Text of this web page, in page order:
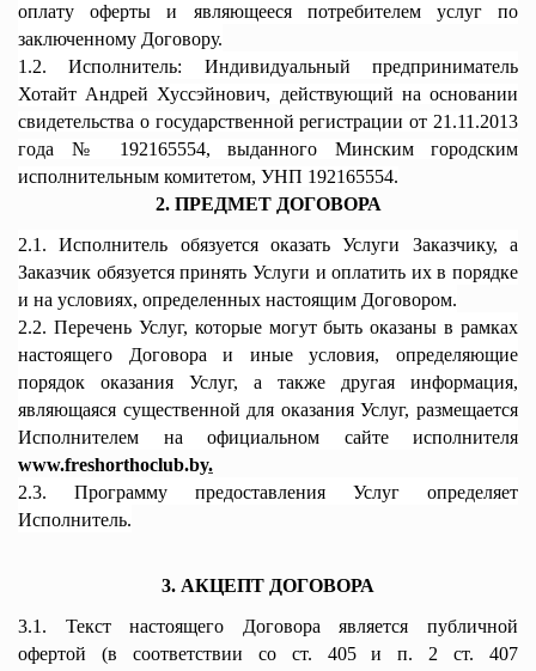
оплату оферты и являющееся потребителем услуг по
заключенному Договору.
1.2. Исполнитель: Индивидуальный предприниматель
Хотайт Андрей Хуссэйнович, действующий на основании
свидетельства о государственной регистрации от 21.11.2013
года № 192165554, выданного Минским городским
исполнительным комитетом, УНП 192165554.
2. ПРЕДМЕТ ДОГОВОРА
2.1. Исполнитель обязуется оказать Услуги Заказчику, а
Заказчик обязуется принять Услуги и оплатить их в порядке
и на условиях, определенных настоящим Договором.
2.2. Перечень Услуг, которые могут быть оказаны в рамках
настоящего Договора и иные условия, определяющие
порядок оказания Услуг, а также другая информация,
являющаяся существенной для оказания Услуг, размещается
Исполнителем на официальном сайте исполнителя
www.freshorthoclub.by.
2.3. Программу предоставления Услуг определяет
Исполнитель.
3. АКЦЕПТ ДОГОВОРА
3.1. Текст настоящего Договора является публичной
офертой (в соответствии со ст. 405ип. 2 ст. 407